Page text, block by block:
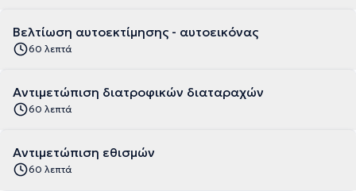
Βελτίωση αυτοεκτίμησης - αυτοεικόνας
60 λεπτά
Αντιμετώπιση διατροφικών διαταραχών
60 λεπτά
Αντιμετώπιση εθισμών
60 λεπτά